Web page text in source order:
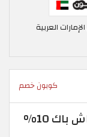
العربية
كوبون خصم
كود خصم نون 50 درهم اماراتي كاش باك 10%